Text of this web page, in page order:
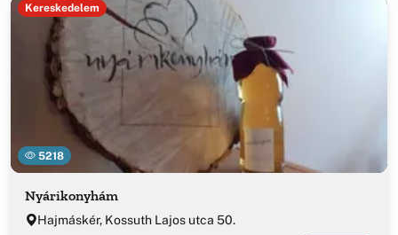
5218
Kereskedelem
Nyárikonyhám
Hajmáskér, Kossuth Lajos utca 50.